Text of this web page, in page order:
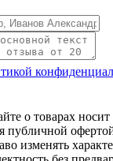
о товарах
публичной
изменять